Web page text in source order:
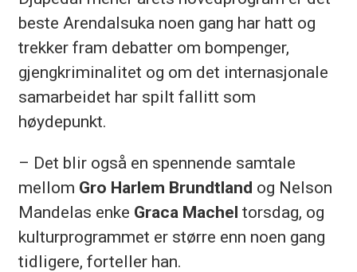
beste Arendalsuka noen gang har hatt og
trekker fram debatter om bompenger,
gjengkriminalitet og om det internasjonale
samarbeidet har spilt fallitt som
høydepunkt.
– Det blir også en spennende samtale
mellom Gro Harlem Brundtland og Nelson
Mandelas enke Graca Machel torsdag, og
kulturprogrammet er større enn noen gang
tidligere, forteller han.